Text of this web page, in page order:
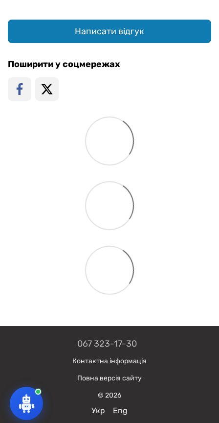
Написати відгук
Поширити у соцмережах
067 323-17-30
Контактна інформація
Повна версія сайту
© 2026
Укр Eng